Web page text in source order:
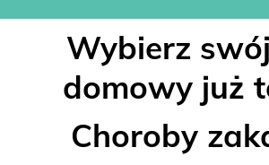
Wybierz
domowy już
Choroby